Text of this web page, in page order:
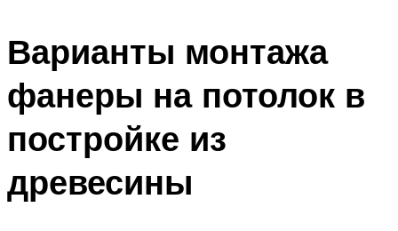
Варианты монтажа
фанеры на потолок в
постройке из
древесины